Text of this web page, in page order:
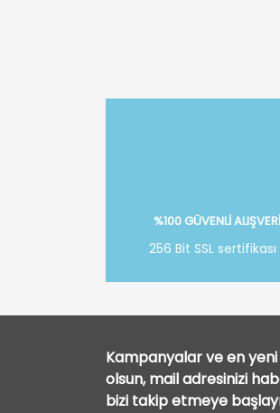
%100 GÜVENLİ
256 Bit SSL sertifikası
Kampanyalar ve en
olsun, mail adresinizi
bizi takip etmeye